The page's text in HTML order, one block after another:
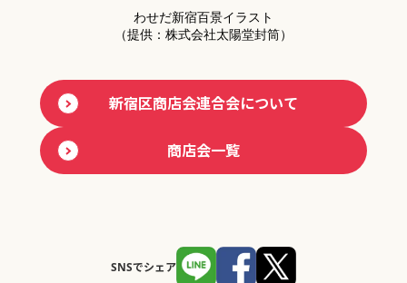
わせだ新宿百景イラスト
（提供：株式会社太陽堂封筒）
新宿区商店会連合会について
商店会一覧
SNSでシェア